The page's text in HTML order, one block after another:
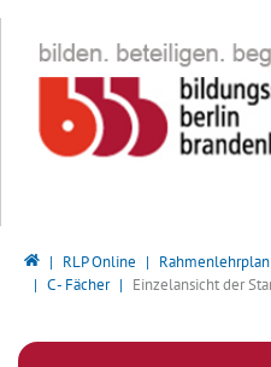
Bildungsserver Berlin -
RLP Online
C - Fächer
Einzelansicht der